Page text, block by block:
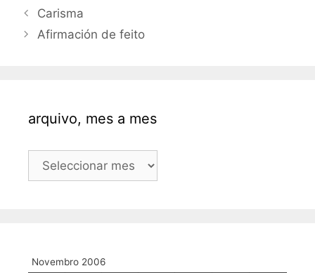
Carisma
Afirmación de feito
arquivo, mes a mes
arquivo,
mes
Novembro 2006